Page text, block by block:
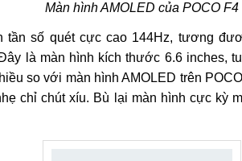
Màn hình AMOLED của POCO F4
tần số quét cực cao 144Hz, tương
là màn hình kích thước 6.6 inches,
so với màn hình AMOLED trên
chỉ chút xíu. Bù lại màn hình cực kỳ